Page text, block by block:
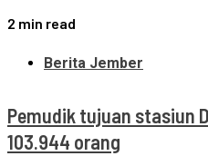
2 min read
Berita Jember
Pemudik tujuan stasiun
103.944 orang